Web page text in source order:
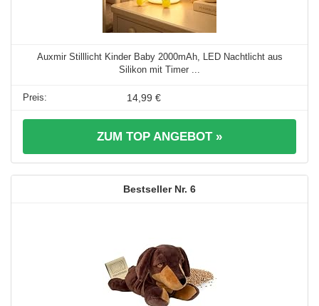
Auxmir Stilllicht Kinder Baby 2000mAh, LED Nachtlicht aus
Silikon mit Timer ...
14,99 €
ZUM TOP ANGEBOT »
6